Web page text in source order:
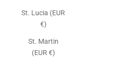
St. Lucia (EUR
€)
St. Martin
(EUR €)